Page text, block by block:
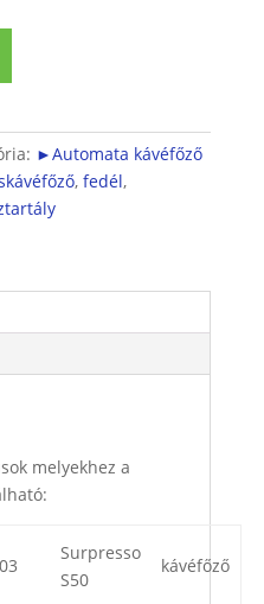
►Automata kávéfőző
, fedél,
melyekhez a
Surpresso
S50
kávéfőző